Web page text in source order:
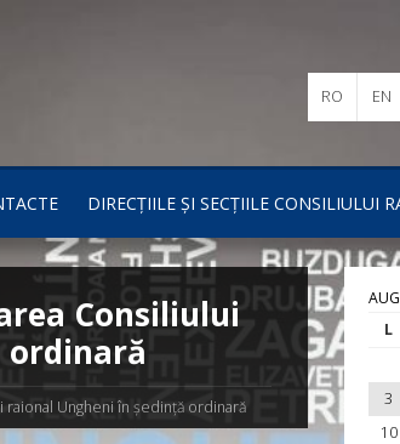
DIRECȚIILE ȘI SECȚIILE CONSILIULUI
RO EN
Consiliului
ordinară
Ungheni în ședință ordinară
L
3
10